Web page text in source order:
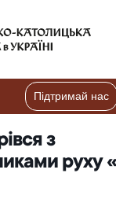
Підтримай нас
з
руху